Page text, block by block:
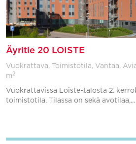
Äyritie 20 LOISTE
Vuokrattava, Toimistotila, Vantaa,
m 2
Vuokrattavissa Loiste-talosta 2.
toimistotila. Tilassa on sekä avotilaa,...